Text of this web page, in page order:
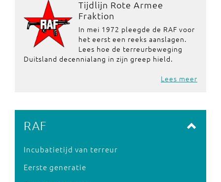
Tijdlijn Rote Armee
Fraktion
In mei 1972 pleegde de RAF voor
het eerst een reeks aanslagen.
Lees hoe de terreurbeweging
Duitsland decennialang in zijn greep hield.
Lees meer
RAF
Incubatietijd van terreur
Eerste generatie